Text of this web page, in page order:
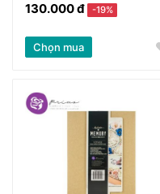
130.000 đ
-19%
Chọn mua